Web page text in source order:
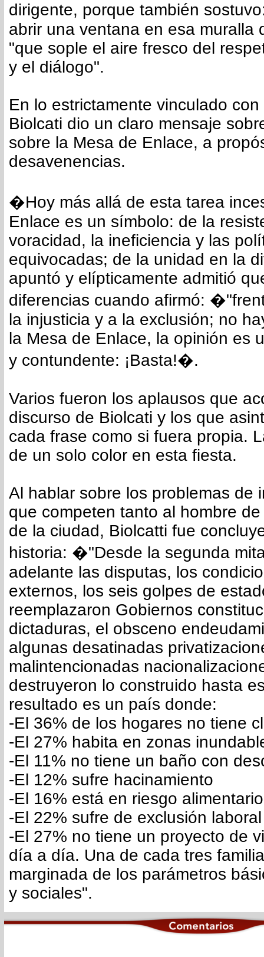
dirigente, porque también
abrir una ventana en esa muralla
"que sople el aire fresco del
y el diálogo".
En lo estrictamente vinculado
Biolcati dio un claro mensaje
sobre la Mesa de Enlace, a
desavenencias.
�Hoy más allá de esta tarea
Enlace es un símbolo: de la
voracidad, la ineficiencia y las
equivocadas; de la unidad en la
apuntó y elípticamente admitió
diferencias cuando afirmó:
la injusticia y a la exclusión; no
la Mesa de Enlace, la opinión es
y contundente: ¡Basta!�.
Varios fueron los aplausos que
discurso de Biolcati y los que
cada frase como si fuera propia.
de un solo color en esta fiesta.
Al hablar sobre los problemas de
que competen tanto al hombre
de la ciudad, Biolcatti fue
historia: �"Desde la segunda
adelante las disputas, los
externos, los seis golpes de
reemplazaron Gobiernos
dictaduras, el obsceno
algunas desatinadas
malintencionadas
destruyeron lo construido hasta
resultado es un país donde:
-El 36% de los hogares no tiene
-El 27% habita en zonas
-El 11% no tiene un baño con
-El 12% sufre hacinamiento
-El 16% está en riesgo alimentario
-El 22% sufre de exclusión
-El 27% no tiene un proyecto de
día a día. Una de cada tres
marginada de los parámetros
y sociales".